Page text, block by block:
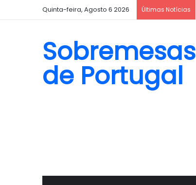
Quinta-feira, Agosto 6 2026 Últimas Notícias
Sobremesas
de Portugal